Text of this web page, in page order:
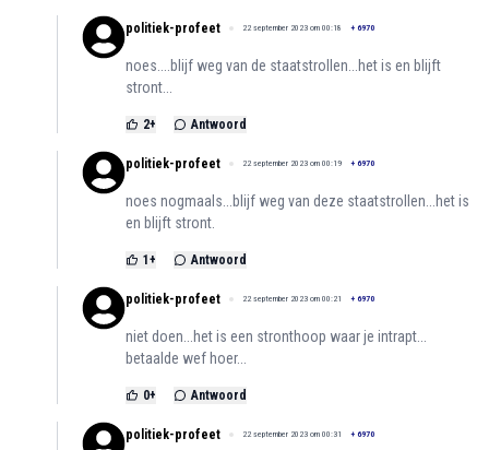
politiek-profeet 22 september 2023 om 00:18 + 6970
noes....blijf weg van de staatstrollen...het is en blijft
stront...
2+ Antwoord
politiek-profeet 22 september 2023 om 00:19 + 6970
noes nogmaals...blijf weg van deze staatstrollen...het is
en blijft stront.
1 + Antwoord
politiek-profeet 22 september 2023 om 00:21 + 6970
niet doen...het is een stronthoop waar je intrapt...
betaalde wef hoer...
0+ Antwoord
politiek-profeet 22 september 2023 om 00:31 + 6970